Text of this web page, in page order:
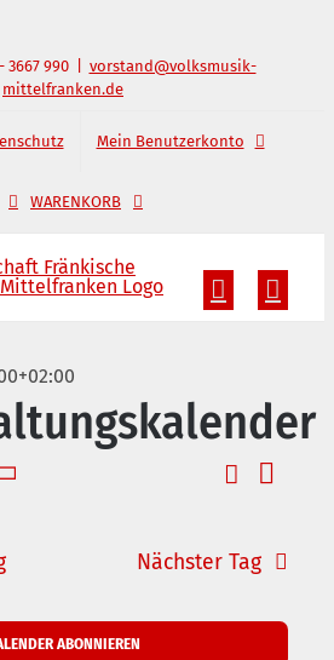
3667 990
vorstand@volksmusik-
mittelfranken.de
Mein Benutzerkonto
WARENKORB
und
Tag
Nächster Tag
ABONNIEREN